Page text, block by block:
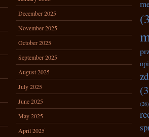
December 2025
November 2025
October 2025
September 2025
August 2025
July 2025
June 2025
May 2025
April 2025
(26)